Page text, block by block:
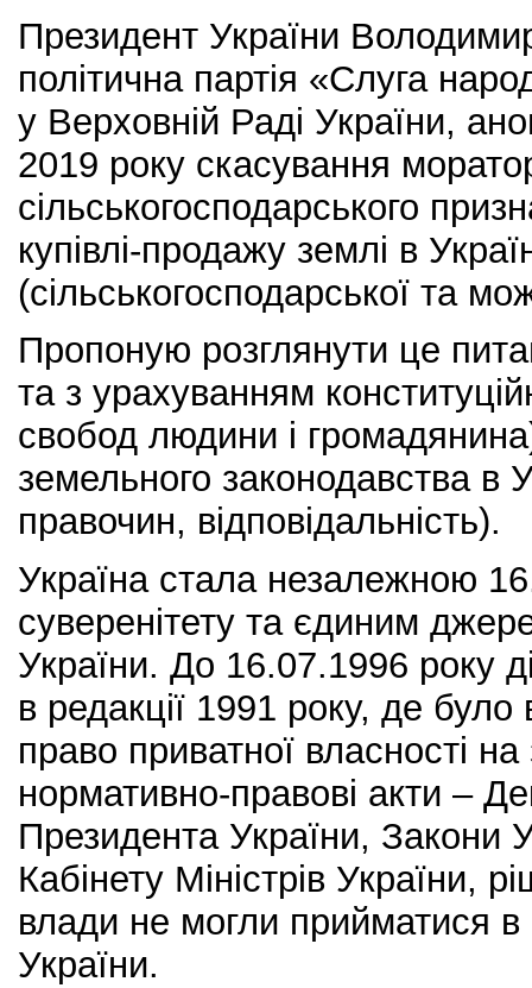
Президент України
політична партія «Слуга
у Верховній Раді України,
2019 року скасування
сільськогосподарського
купівлі-продажу землі в
(сільськогосподарської та
Пропоную розглянути це
та з урахуванням
свобод людини і
земельного законодавства в
правочин, відповідальність).
Україна стала незалежною
суверенітету та єдиним
України. До 16.07.1996 року
в редакції 1991 року, де було
право приватної власності
нормативно-правові акти –
Президента України, Закони
Кабінету Міністрів України,
влади не могли прийматися в
України.